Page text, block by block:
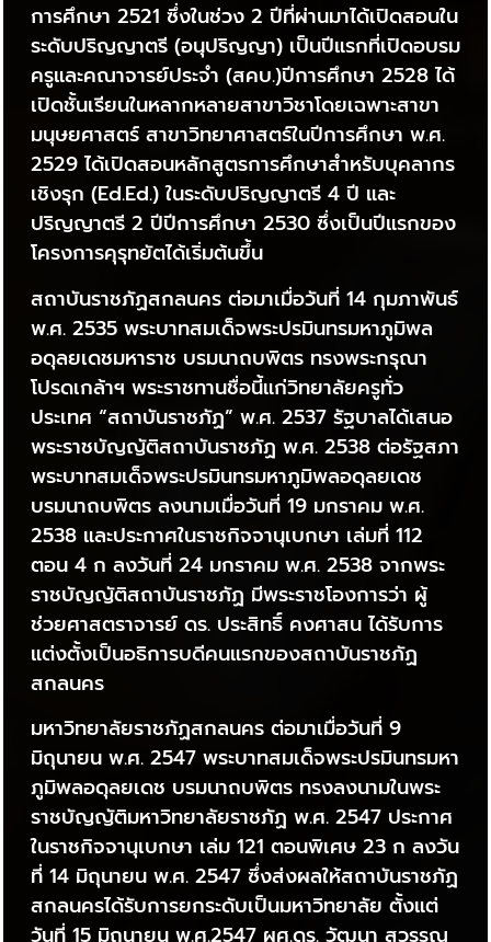
การศึกษา 2521 ซึ่งในช่วง 2 ปีที่ผ่านมาได้เปิดสอนใน
ระดับปริญญาตรี (อนุปริญญา) เป็นปีแรกที่เปิดอบรม
ครูและคณาจารย์ประจำ (สคบ.)ปีการศึกษา 2528 ได้
เปิดชั้นเรียนในหลากหลายสาขาวิชาโดยเฉพาะสาขา
มนุษยศาสตร์ สาขาวิทยาศาสตร์ในปีการศึกษา พ.ศ.
2529 ได้เปิดสอนหลักสูตรการศึกษาสำหรับบุคลากร
เชิงรุก (Ed.Ed.) ในระดับปริญญาตรี 4 ปี และ
ปริญญาตรี 2 ปีปีการศึกษา 2530 ซึ่งเป็นปีแรกของ
โครงการคุรุทยัตได้เริ่มต้นขึ้น
สถาบันราชภัฏสกลนคร ต่อมาเมื่อวันที่ 14 กุมภาพันธ์
พ.ศ. 2535 พระบาทสมเด็จพระปรมินทรมหาภูมิพล
อดุลยเดชมหาราช บรมนาถบพิตร ทรงพระกรุณา
โปรดเกล้าฯ พระราชทานชื่อนี้แก่วิทยาลัยครูทั่ว
ประเทศ “สถาบันราชภัฏ” พ.ศ. 2537 รัฐบาลได้เสนอ
พระราชบัญญัติสถาบันราชภัฏ พ.ศ. 2538 ต่อรัฐสภา
พระบาทสมเด็จพระปรมินทรมหาภูมิพลอดุลยเดช
บรมนาถบพิตร ลงนามเมื่อวันที่ 19 มกราคม พ.ศ.
2538 และประกาศในราชกิจจานุเบกษา เล่มที่ 112
ตอน 4 ก ลงวันที่ 24 มกราคม พ.ศ. 2538 จากพระ
ราชบัญญัติสถาบันราชภัฏ มีพระราชโองการว่า ผู้
ช่วยศาสตราจารย์ ดร. ประสิทธิ์ คงศาสน ได้รับการ
แต่งตั้งเป็นอธิการบดีคนแรกของสถาบันราชภัฏ
สกลนคร
มหาวิทยาลัยราชภัฏสกลนคร ต่อมาเมื่อวันที่ 9
มิถุนายน พ.ศ. 2547 พระบาทสมเด็จพระปรมินทรมหา
ภูมิพลอดุลยเดช บรมนาถบพิตร ทรงลงนามในพระ
ราชบัญญัติมหาวิทยาลัยราชภัฏ พ.ศ. 2547 ประกาศ
ในราชกิจจานุเบกษา เล่ม 121 ตอนพิเศษ 23 ก ลงวัน
ที่ 14 มิถุนายน พ.ศ. 2547 ซึ่งส่งผลให้สถาบันราชภัฏ
สกลนครได้รับการยกระดับเป็นมหาวิทยาลัย ตั้งแต่
วันที่ 15 มิถุนายน พ.ศ.2547 ผศ.ดร. วัฒนา สุวรรณ